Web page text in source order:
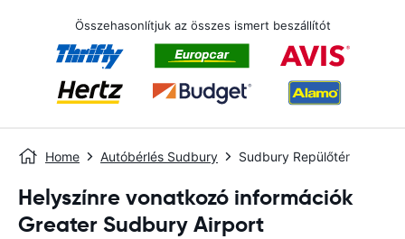
Összehasonlítjuk az összes ismert beszállítót
Home Autóbérlés Sudbury Sudbury Repülőtér
Helyszínre vonatkozó információk
Greater Sudbury Airport